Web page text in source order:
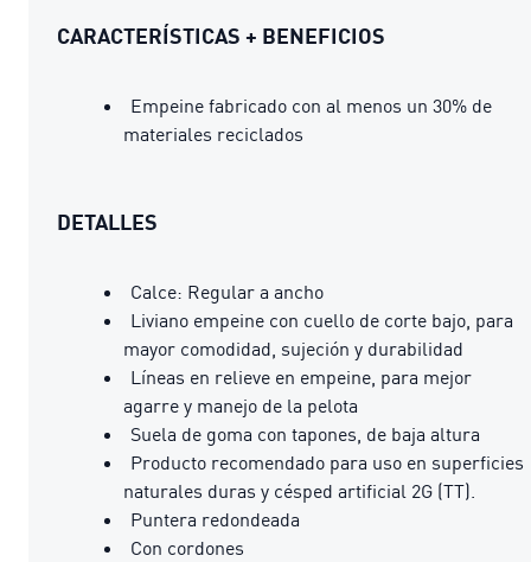
CARACTERÍSTICAS + BENEFICIOS
Empeine fabricado con al menos un 30% de
materiales reciclados
DETALLES
Calce: Regular a ancho
Liviano empeine con cuello de corte bajo, para
mayor comodidad, sujeción y durabilidad
Líneas en relieve en empeine, para mejor
agarre y manejo de la pelota
Suela de goma con tapones, de baja altura
Producto recomendado para uso en superficies
naturales duras y césped artificial 2G (TT).
Puntera redondeada
Con cordones